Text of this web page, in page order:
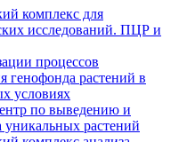
комплекс для
исследований. ПЦР и
процессов
генофонда растений в
условиях
по выведению и
растений